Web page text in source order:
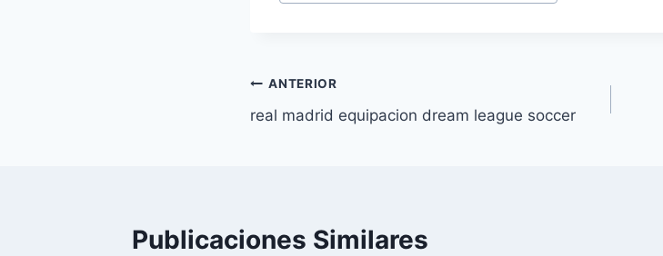
Navegación
de
ANTERIOR
real madrid equipacion dream league soccer
Publicaciones Similares